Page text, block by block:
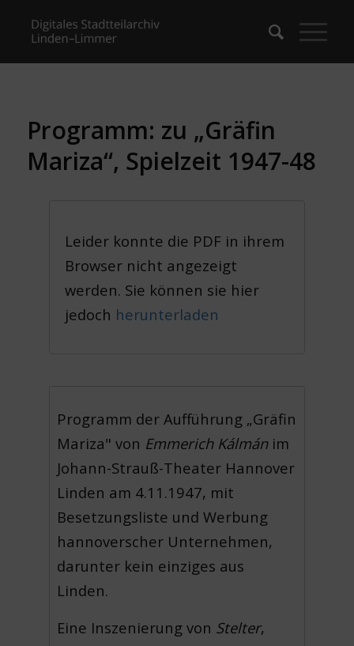
Programm: zu „Gräfin
Mariza“, Spielzeit 1947-48
Leider konnte die PDF in ihrem
Browser nicht angezeigt
werden. Sie können sie hier
jedoch herunterladen
Programm der Aufführung „Gräfin
Mariza" von Emmerich Kálmánim
Johann-Strauß-Theater Hannover
Linden am 4.11.1947, mit
Besetzungsliste und Werbung
hannoverscher Unternehmen,
darunter kein einziges aus
Linden.
Eine Inszenierung von Stelter,